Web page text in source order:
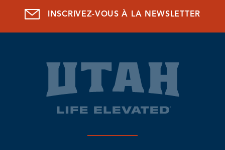
INSCRIVEZ-VOUS À LA NEWSLETTER